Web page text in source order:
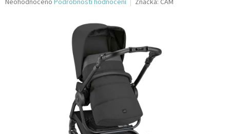
Neohodnoceno Podrobnosti hodnocení Značka: CAM